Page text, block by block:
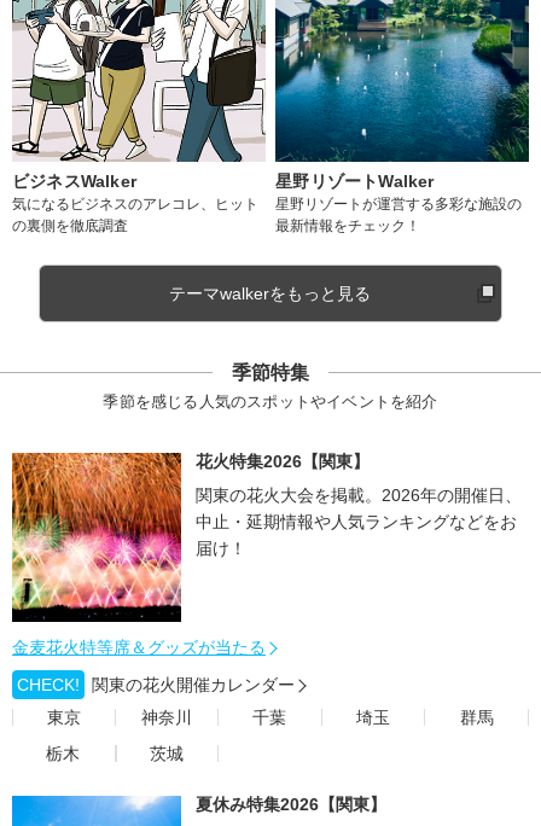
ビジネスWalker
気になるビジネスのアレコレ、ヒット
の裏側を徹底調査
星野リゾートWalker
星野リゾートが運営する多彩な施設の
最新情報をチェック！
テーマwalkerをもっと見る
季節特集
季節を感じる人気のスポットやイベントを紹介
花火特集2026【関東】
関東の花火大会を掲載。2026年の開催日、
中止・延期情報や人気ランキングなどをお
届け！
金麦花火特等席＆グッズが当たる
CHECK!
関東の花火開催カレンダー
東京
神奈川 千葉 埼玉
群馬
栃木
茨城
夏休み特集2026【関東】